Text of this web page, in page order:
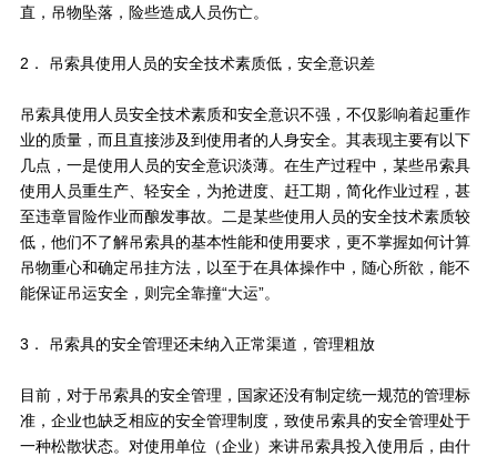
直，吊物坠落，险些造成人员伤亡。
2． 吊索具使用人员的安全技术素质低，安全意识差
吊索具使用人员安全技术素质和安全意识不强，不仅影响着起重作
业的质量，而且直接涉及到使用者的人身安全。其表现主要有以下
几点，一是使用人员的安全意识淡薄。在生产过程中，某些吊索具
使用人员重生产、轻安全，为抢进度、赶工期，简化作业过程，甚
至违章冒险作业而酿发事故。二是某些使用人员的安全技术素质较
低，他们不了解吊索具的基本性能和使用要求，更不掌握如何计算
吊物重心和确定吊挂方法，以至于在具体操作中，随心所欲，能不
能保证吊运安全，则完全靠撞“大运”。
3． 吊索具的安全管理还未纳入正常渠道，管理粗放
目前，对于吊索具的安全管理，国家还没有制定统一规范的管理标
准，企业也缺乏相应的安全管理制度，致使吊索具的安全管理处于
一种松散状态。对使用单位（企业）来讲吊索具投入使用后，由什